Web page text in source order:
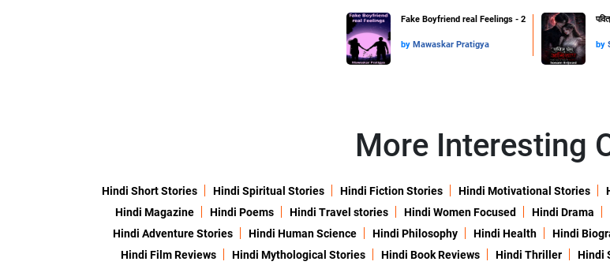
Fake Boyfriend real Feelings - 2
by Mawaskar Pratigya by
More Interesting
Hindi Short Stories Hindi Spiritual Stories Hindi Fiction Stories Hindi Motivational Stories
Hindi Magazine
Hindi Poems Hindi Travel stories Hindi Women Focused Hindi Drama
Hindi Adventure Stories
Hindi Human Science Hindi Philosophy Hindi Health Hindi
Hindi Film Reviews
Hindi Mythological Stories Hindi Book Reviews Hindi Thriller Hindi